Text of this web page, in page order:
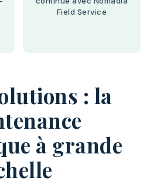
Field Service
: la
à grande